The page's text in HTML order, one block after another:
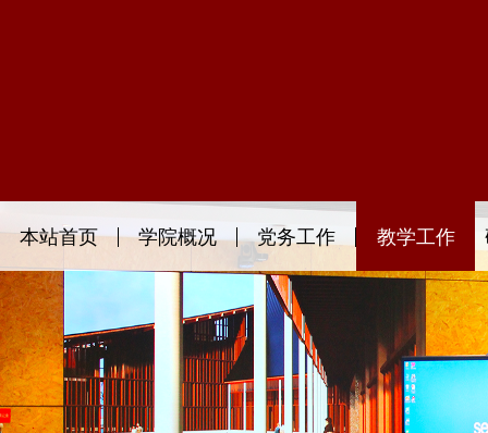
本站首页 学院概况 党务工作 教学工作